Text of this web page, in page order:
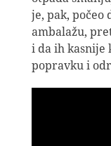
je, pak, počeo
ambalažu,
i da ih kasnije
popravku i